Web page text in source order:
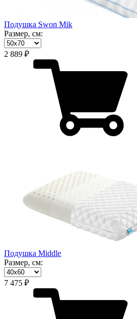
Подушка Swon Mik
Размер, см:
2 889 ₽
Подушка Middle
Размер, см:
7 475 ₽